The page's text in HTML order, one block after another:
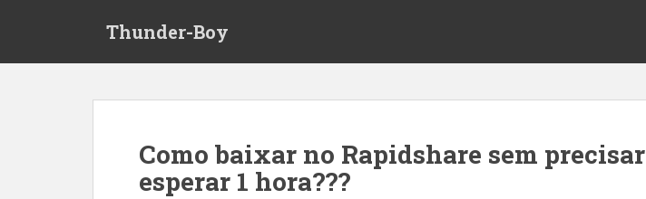
Thunder-Boy
Como baixar no Rapidshare sem precisar
esperar 1 hora???